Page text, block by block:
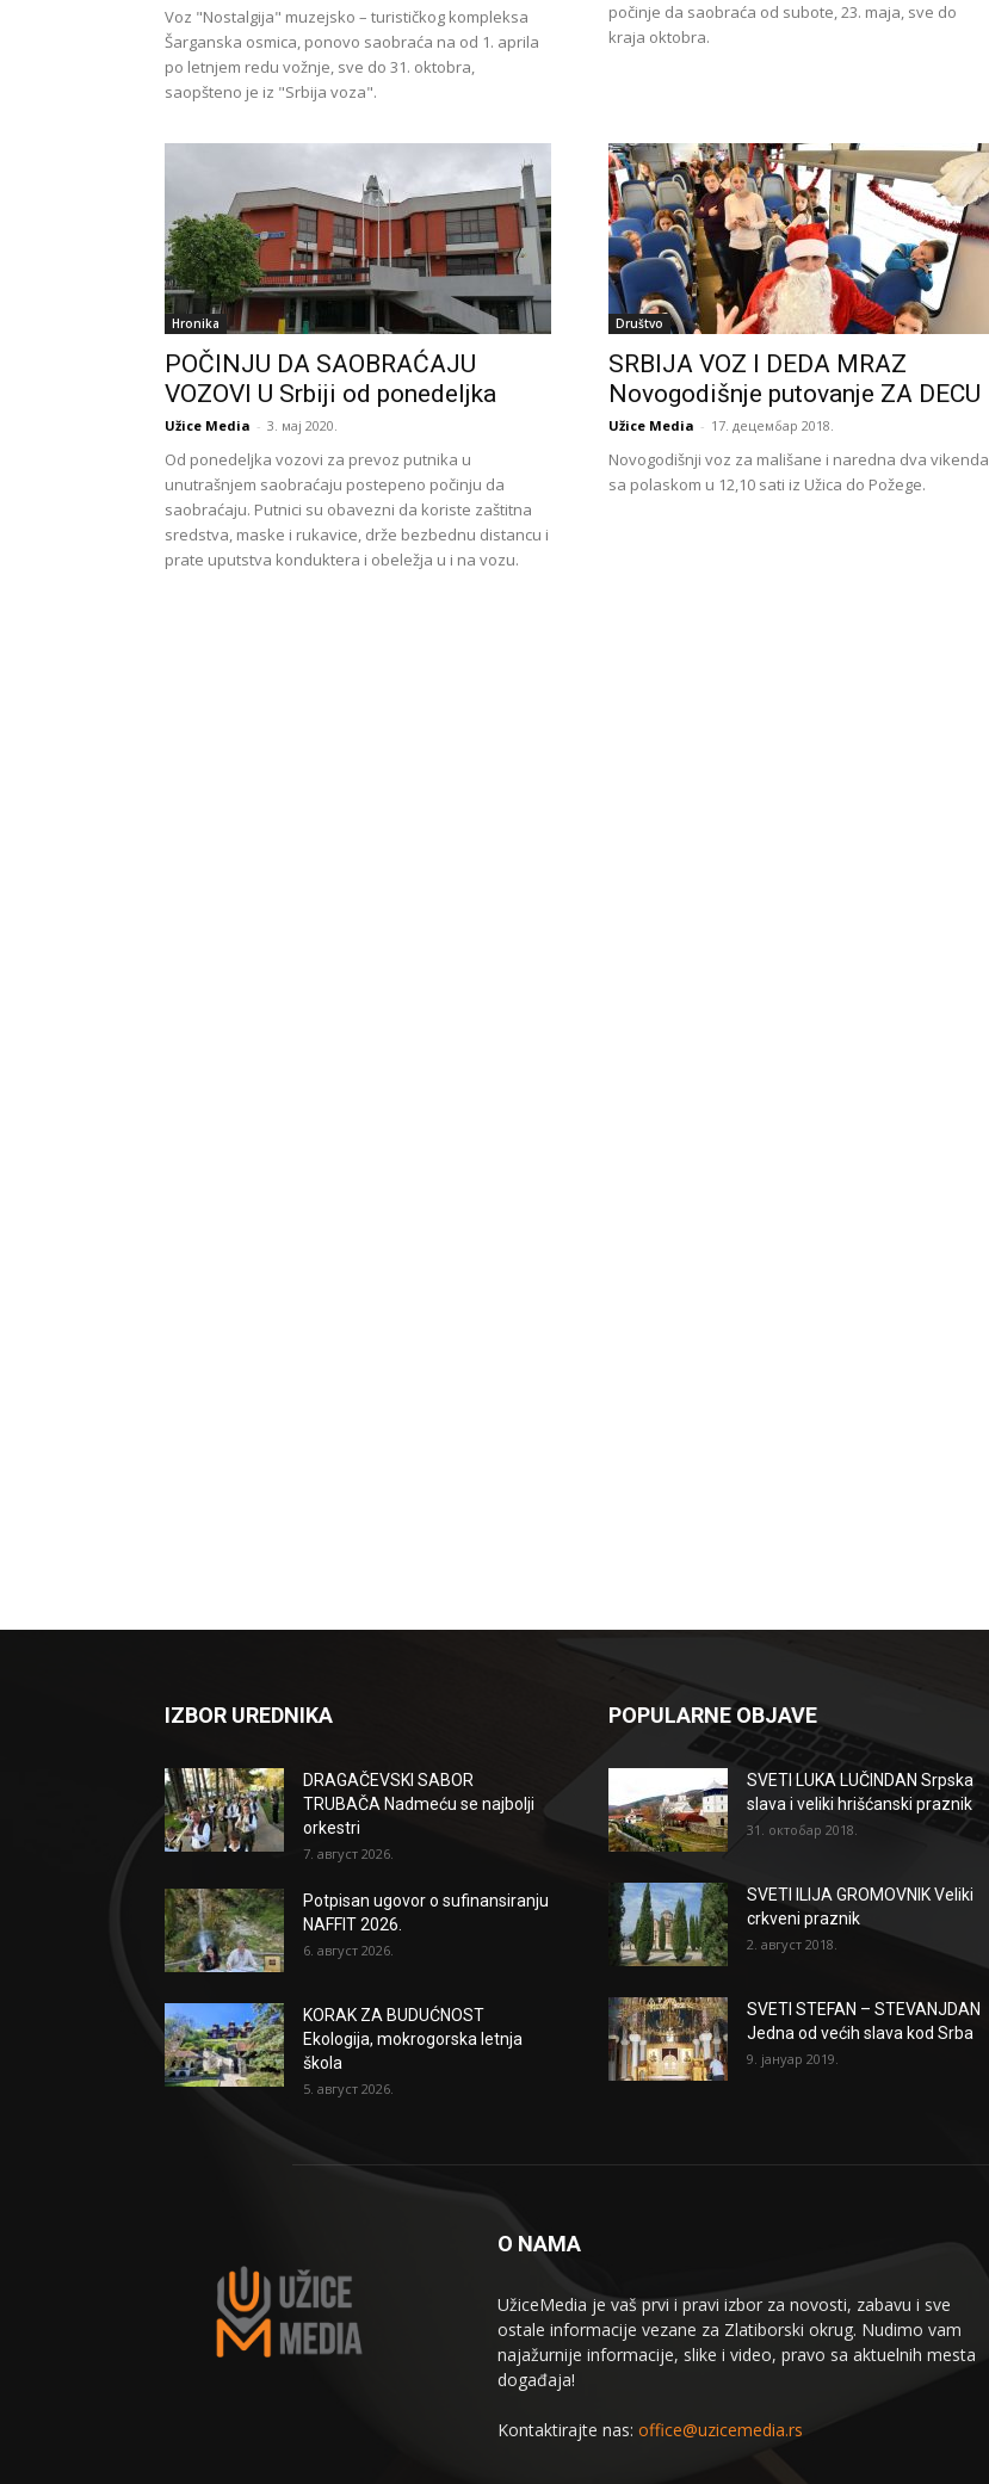
Voz "Nostalgija" muzejsko – turističkog kompleksa
Šarganska osmica, ponovo saobraća na od 1. aprila
po letnjem redu vožnje, sve do 31. oktobra,
saopšteno je iz "Srbija voza".
počinje da saobraća od subote, 23. maja, sve do
kraja oktobra.
Hronika
POČINJU DA SAOBRAĆAJU
VOZOVI U Srbiji od ponedeljka
Užice Media - 3. мај 2020.
Od ponedeljka vozovi za prevoz putnika u
unutrašnjem saobraćaju postepeno počinju da
saobraćaju. Putnici su obavezni da koriste zaštitna
sredstva, maske i rukavice, drže bezbednu distancu i
prate uputstva konduktera i obeležja u i na vozu.
Društvo
SRBIJA VOZ I DEDA MRAZ
Novogodišnje putovanje ZA DECU
Užice Media - 17. децембар 2018.
Novogodišnji voz za mališane i naredna dva vikenda
sa polaskom u 12,10 sati iz Užica do Požege.
IZBOR UREDNIKA
DRAGAČEVSKI SABOR
TRUBAČA Nadmeću se najbolji
orkestri
7. август 2026.
Potpisan ugovor o sufinansiranju
NAFFIT 2026.
6. август 2026.
KORAK ZA BUDUĆNOST
Ekologija, mokrogorska letnja
škola
5. август 2026.
POPULARNE OBJAVE
SVETI LUKA LUČINDAN Srpska
slava i veliki hrišćanski praznik
31. октобар 2018.
SVETI ILIJA GROMOVNIK Veliki
crkveni praznik
2. август 2018.
SVETI STEFAN – STEVANJDAN
Jedna od većih slava kod Srba
9. јануар 2019.
O NAMA
UžiceMedia je vaš prvi i pravi izbor za novosti, zabavu i sve
ostale informacije vezane za Zlatiborski okrug. Nudimo vam
najažurnije informacije, slike i video, pravo sa aktuelnih mesta
događaja!
Kontaktirajte nas: office@uzicemedia.rs